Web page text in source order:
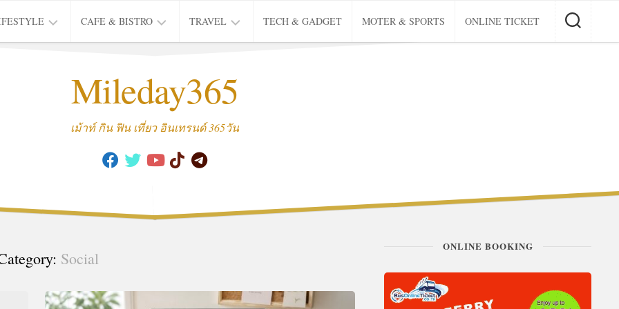
CAFE & BISTRO
CAFE
TRAVEL
THAI
TRIP
TECH & GADGET MOTER & SPORTS ONLINE TICKET
Mileday365
เม้าท์ กิน ฟิน เที่ยว อินเทรนด์ 365วัน
Social
ONLINE BOOKING